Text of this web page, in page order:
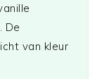
De
van kleur